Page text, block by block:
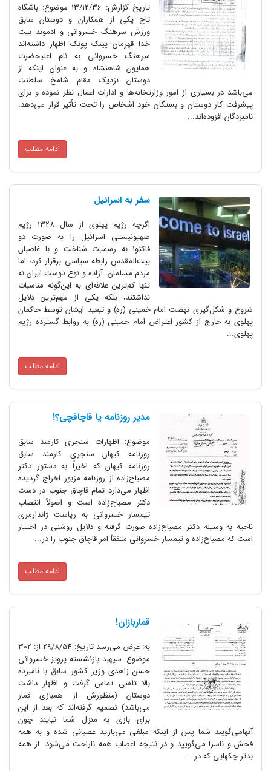
تاریخ گزارش: 13/12/36 موضوع: باشگاه
تاج یکی از همکاران و دوستان سابق
ورزش سرهنگ خسروانی و ادموند بیت
خدا قهرمان پینک‌ پونک اظهار داشته‌اند
سرهنگ خسروانی به نام اعلیحضرت
همایون شاهنشاه و به عنوان اینکه از
دوستان نزدیک مقام شامخ سلطنت
از امور وزارتخانه‌ها و ادارات اعمال نظر نموده و برای
و بستگان خود اشخاص را تحت تأثیر قرار می‌دهد.
سفر به اسرائیل
اگرچه رژیم پهلوی از سال 1328 رژیم
صهیونیستی اسرائیل را به صورت دو
فاکتو1 به رسمیت شناخت و با غاصبان
بیت‌المقدس رابطه سیاسی برقرار کرد، اما
مردم مسلمان، آزاده و نوع دوست ایران نه
تنها کم‌ترین علاقه‌ای به این‌گونه مناسبات
نداشتند، بلکه یکی از مهم‌ترین دلایل
نهضت امام خمینی (ره) و تبعید ایشان توسط حاکمان
از کشور اعتراض امام خمینی (ره) به روابط گسترده رژیم
مدیر روزنامه یا قاچاقچی؟!
موضوع: اظهارات سنجری کارمند سابق
روزنامه کیهان سنجری کارمند سابق
روزنامه کیهان که اخیراً به دستور دکتر
مصباح‌زاده از روزنامه مزبور اخراج گردیده
اظهار می‌دارد تمام قاچاق جنوب در دست
دکتر مصباح‌زاده است و اصولاً انتصاب
تیمسار خسروانی به ریاست ژاندارمری
دکتر مصباح‌زاده صورت گرفته و دلایل روشنی در اختیار
و تیمسار خسروانی متفقاً امر قاچاق جنوب را در...
قماربازان!
به: عرض می‌رسد تاریخ: 29/8/54 از: 302
موضوع: سپهبد بازنشسته پرویز خسروانی
حسن زاهدی وزیر کشور سابق با نامبرده
بالا تلفنی تماس گرفت و اظهار داشت
دوستان (منظورش از همبازی قمار
می‌باشد) تصمیم گرفته‌اند که بعد از این
برای بازی به منزل شما نیایند چون
شما پس از اینکه مبلغی می‌بازید عصبانی شده و به همه
و در نتیجه اعصاب همه ناراحت می‌شود. از همه
در...